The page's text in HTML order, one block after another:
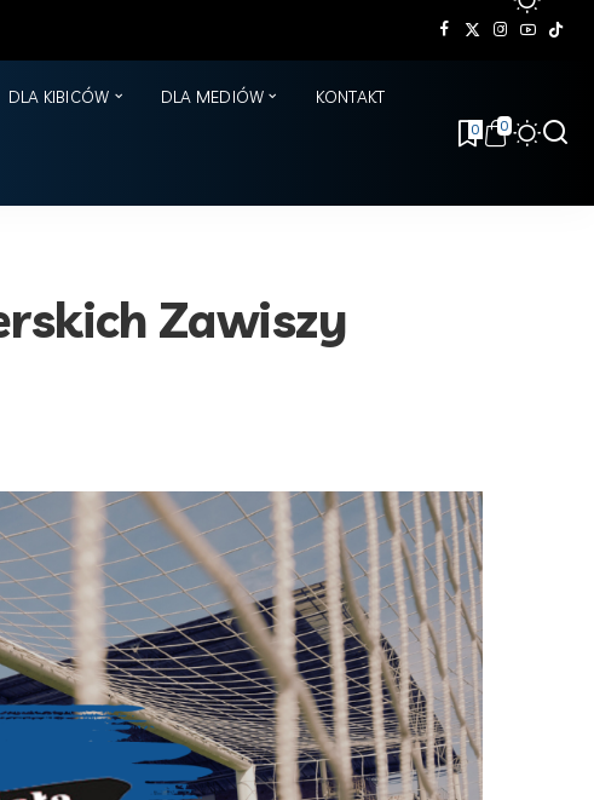
DLA KIBICÓW DLA MEDIÓW KONTAKT
0 0
Zawiszy